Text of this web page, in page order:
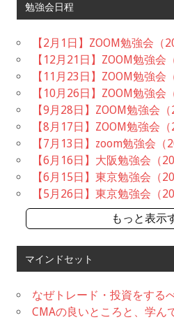
勉強会日程
【2月1日】ZOOM勉強会（
【12月21日】ZOOM勉強会
【11月23日】ZOOM勉強会
【10月26日】ZOOM勉強会
【9月28日】ZOOM勉強会（
【8月17日】ZOOM勉強会（
【7月13日】zoom勉強会（
【6月16日】大阪勉強会（
【6月15日】東京勉強会（
【5月26日】東京勉強会（
もっと表示
マインドセット
なぜトレード・投資をする
CMAの良いところと、学ん